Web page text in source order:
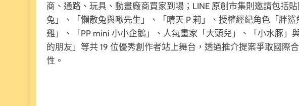
商、通路、玩具、動畫廠商買家到場；LINE 原創市集則邀請包括
兔」、「懶散兔與啾先生」、「晴天 P 莉」、授權經紀角色「胖
雞」、「PP mini 小小企鵝」、人氣畫家「大頭兒」、「小水豚」
的朋友」等共 19 位優秀創作者站上舞台，透過推介提案爭取國際
性。